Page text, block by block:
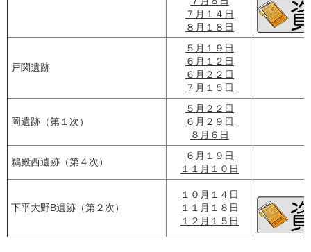
７月１４日
８月１８日
戸関遺跡
５月１９日
６月１２日
６月２２日
７月１５日
岡遺跡（第１次）
５月２２日
６月２９日
８月６日
鵜殿西遺跡（第４次）
６月１９日
１１月１０日
下平大野B遺跡（第２次）
１０月１４日
１１月１８日
１２月１５日